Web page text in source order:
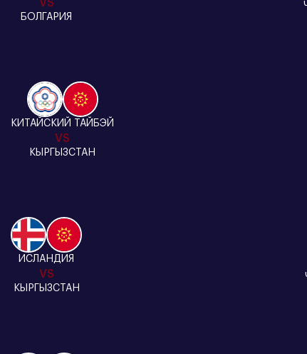
VS
БОЛГАРИЯ
КИТАЙСКИЙ ТАЙБЭЙ
VS
КЫРГЫЗСТАН
ИСЛАНДИЯ
VS
КЫРГЫЗСТАН